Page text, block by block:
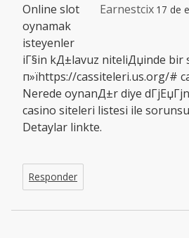
Earnestcix 17 de
Online slot
oynamak
isteyenler
iГ§in kД±lavuz niteliДџinde bir
п»їhttps://cassiteleri.us.org/#
Nerede oynanД±r diye
casino siteleri listesi ile
Detaylar linkte.
Responder